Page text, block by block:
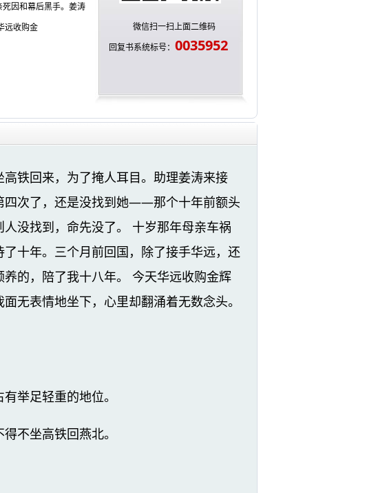
因和幕后黑手。姜涛
远收购金
微信扫一扫上面二维码
回复书系统标号： 0035952
铁回来，为了掩人耳目。助理姜涛来接
四次了，还是没找到她——那个十年前额头
没找到，命先没了。 十岁那年母亲车祸
十年。三个月前回国，除了接手华远，还
的，陪了我十八年。 今天华远收购金辉
无表情地坐下，心里却翻涌着无数念头。
举足轻重的地位。
不坐高铁回燕北。